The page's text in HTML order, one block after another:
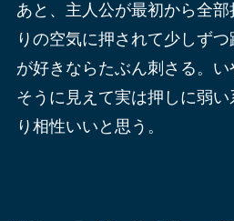
あと、主人公が最初から全
りの空気に押されて少しず
が好きならたぶん刺さる。
そうに見えて実は押しに弱
り相性いいと思う。